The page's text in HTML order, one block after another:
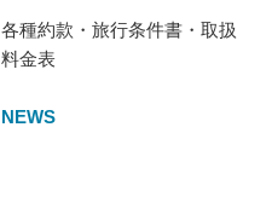
各種約款・旅行条件書・取扱
料金表
NEWS